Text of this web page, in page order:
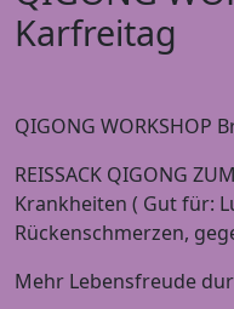
Karfreitag
QIGONG WORKSHOP
REISSACK QIGONG
Krankheiten ( Gut für:
Rückenschmerzen,
Mehr Lebensfreude